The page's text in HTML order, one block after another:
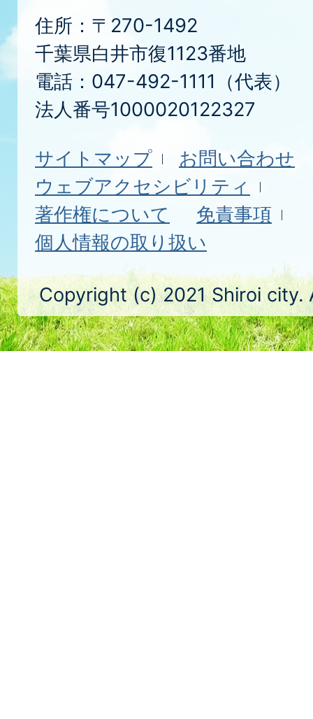
住所：〒270-1492
千葉県白井市復1123番地
電話：047-492-1111（代表）
法人番号1000020122327
サイトマップ
お問い合わせ
ウェブアクセシビリティ
著作権について
免責事項
個人情報の取り扱い
Copyright (c) 2021 Shiroi city.